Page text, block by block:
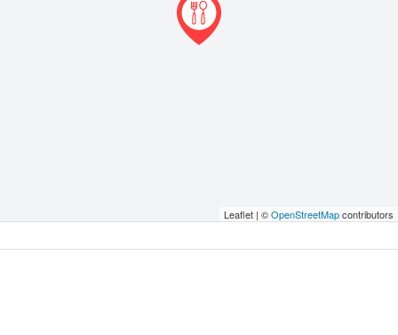
Leaflet | ©OpenStreetMapcontributors